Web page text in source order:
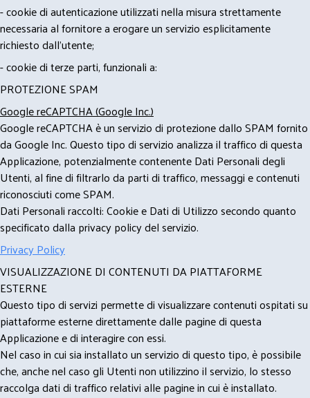
- cookie di autenticazione utilizzati nella misura strettamente
necessaria al fornitore a erogare un servizio esplicitamente
richiesto dall'utente;
- cookie di terze parti, funzionali a:
PROTEZIONE SPAM
Google reCAPTCHA (Google Inc.)
Google reCAPTCHA è un servizio di protezione dallo SPAM fornito
da Google Inc. Questo tipo di servizio analizza il traffico di questa
Applicazione, potenzialmente contenente Dati Personali degli
Utenti, al fine di filtrarlo da parti di traffico, messaggi e contenuti
riconosciuti come SPAM.
Dati Personali raccolti: Cookie e Dati di Utilizzo secondo quanto
specificato dalla privacy policy del servizio.
Privacy Policy
VISUALIZZAZIONE DI CONTENUTI DA PIATTAFORME
ESTERNE
Questo tipo di servizi permette di visualizzare contenuti ospitati su
piattaforme esterne direttamente dalle pagine di questa
Applicazione e di interagire con essi.
Nel caso in cui sia installato un servizio di questo tipo, è possibile
che, anche nel caso gli Utenti non utilizzino il servizio, lo stesso
raccolga dati di traffico relativi alle pagine in cui è installato.